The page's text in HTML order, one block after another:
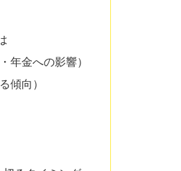
年金への影響）
傾向）